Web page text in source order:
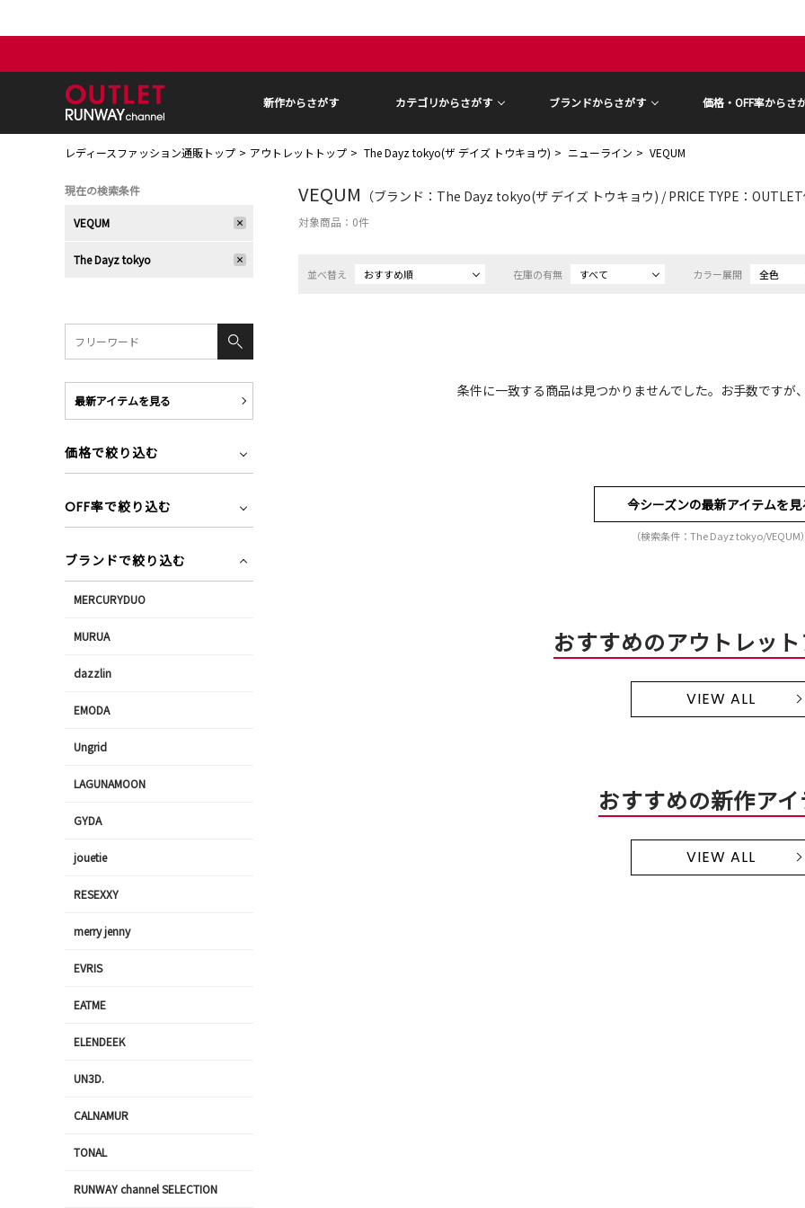
新作からさがす カテゴリからさがす ブランドからさがす 価格・OFF率からさ
レディースファッション通販トップ アウトレットトップ The Dayz tokyo(ザ デイズ トウキョウ) ニューライン VEQUM
VEQUM （ブランド：The Dayz tokyo(ザ デイズ トウキョウ) / PRICE TYPE：OUTLET
対象商品： 0件
並べ替え おすすめ順 在庫の有無 すべて カラー展開 全色
条件に一致する商品は見つかりませんでした。お手数ですが
今シーズンの最新アイテムを見
（検索条件：The Dayz tokyo/VEQUM）
おすすめのアウトレッ
VIEW ALL
おすすめの新作ア
VIEW ALL
現在の検索条件
VEQUM
The Dayz tokyo
最新アイテムを見る
価格で絞り込む
OFF率で絞り込む
ブランドで絞り込む
MERCURYDUO
MURUA
dazzlin
EMODA
Ungrid
LAGUNAMOON
GYDA
jouetie
RESEXXY
merry jenny
EVRIS
EATME
ELENDEEK
UN3D.
CALNAMUR
TONAL
RUNWAY channel SELECTION